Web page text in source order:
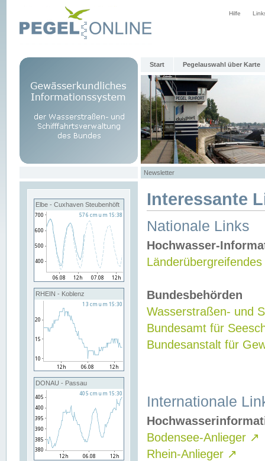
Hilfe
Start Pegelauswahl über Karte
Newsletter
Elbe - Cuxhaven Steubenhöft
RHEIN - Koblenz
DONAU - Passau
Interessante
Nationale Links
Hochwasser-
Bundesbehörden
Wasserstraßen- und
Bundesamt für
Bundesanstalt für
Internationale
Bodensee-Anlieger ↗
Rhein-Anlieger ↗